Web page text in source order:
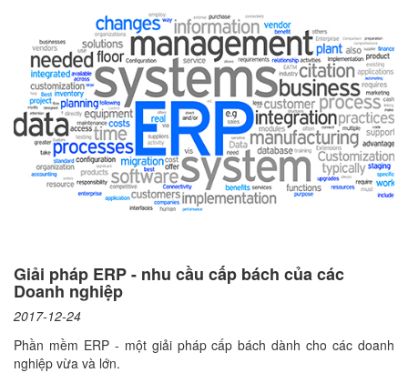
Giải pháp ERP - nhu cầu cấp bách của các
Doanh nghiệp
2017-12-24
Phần mềm ERP - một giải pháp cấp bách dành cho các doanh
nghiệp vừa và lớn.